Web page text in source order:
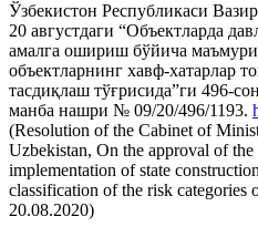
Ўзбекистон Республикаси
20 августдаги “Объектларда
амалга ошириш бўйича
объектларнинг хавф-хатарлар
тасдиқлаш тўғрисида”ги 496-
манба нашри № 09/20/496/1193.
(Resolution of the Cabinet of
Uzbekistan, On the approval of
implementation of state
classification of the risk categories
20.08.2020)